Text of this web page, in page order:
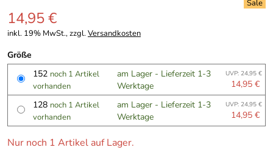
14,95 €
inkl. 19% MwSt., zzgl.Versandkosten
Größe
152 noch 1 Artikel
vorhanden
am Lager - Lieferzeit 1-3
Werktage
UVP: 24,95 €
14,95 €
128 noch 1 Artikel
vorhanden
am Lager - Lieferzeit 1-3
Werktage
UVP: 24,95 €
14,95 €
Nur noch 1 Artikel auf Lager.